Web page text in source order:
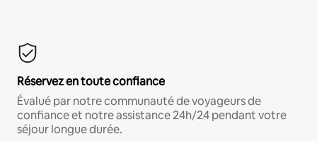
Réservez en toute confiance
Évalué par notre communauté de voyageurs de
confiance et notre assistance 24h/24 pendant votre
séjour longue durée.